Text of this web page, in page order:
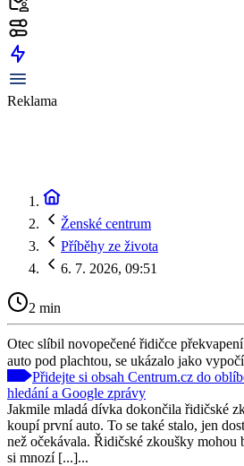
Reklama
Ženské centrum
Příběhy ze života
6. 7. 2026, 09:51
2 min
Otec slíbil novopečené řidičce
auto pod plachtou, se ukázalo jako
Přidejte si obsah Centrum.cz do
hledání a Google zprávy
Jakmile mladá dívka dokončila řidičské
koupí první auto. To se také stalo, jen
než očekávala. Řidičské zkoušky mohou
si mnozí [...]...